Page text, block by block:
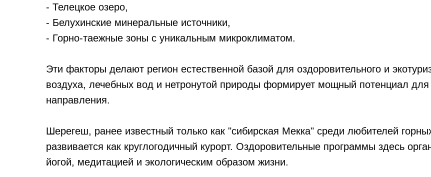
- Телецкое озеро,
- Белухинские минеральные источники,
- Горно-таежные зоны с уникальным микроклиматом.
Эти факторы делают регион естественной базой для оздоровительного и
воздуха, лечебных вод и нетронутой природы формирует мощный потенциал для
направления.
Шерегеш, ранее известный только как "сибирская Мекка" среди любителей
развивается как круглогодичный курорт. Оздоровительные программы здесь
йогой, медитацией и экологическим образом жизни.